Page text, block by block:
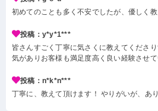
初めてのことも多く不安でしたが、優しく
投稿：y*y*1***
皆さんすごく丁寧に気さくに教えてくださ
気がありお客様も満足度高く良い経験させて
投稿：n*k*n***
丁寧に、教えて頂けます！ やりがいが、